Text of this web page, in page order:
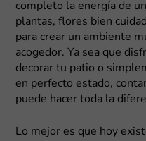
completo la energía de
plantas, flores bien
para crear un ambiente
acogedor. Ya sea que
decorar tu patio o
en perfecto estado,
puede hacer toda la
Lo mejor es que hoy